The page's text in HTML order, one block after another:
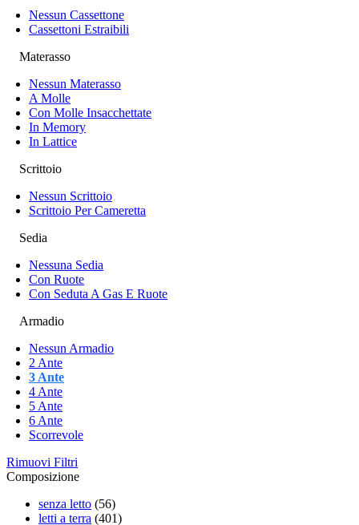
Nessun Cassettone
Cassettoni Estraibili
Materasso
Nessun Materasso
A Molle
Con Molle Insacchettate
In Memory
In Lattice
Scrittoio
Nessun Scrittoio
Scrittoio Per Cameretta
Sedia
Nessuna Sedia
Con Ruote
Con Seduta A Gas E Ruote
Armadio
Nessun Armadio
2 Ante
3 Ante
4 Ante
5 Ante
6 Ante
Scorrevole
Rimuovi Filtri
Composizione
senza letto (56)
letti a terra (401)